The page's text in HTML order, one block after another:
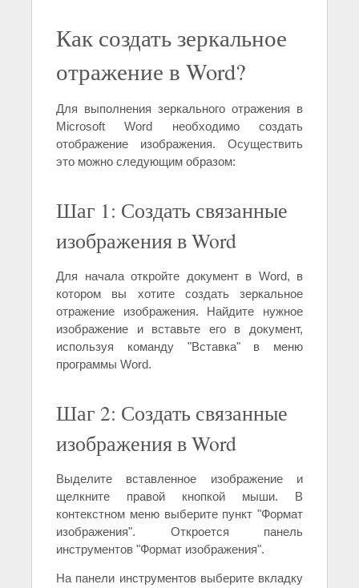
Как создать зеркальное
отражение в Word?
Для выполнения зеркального отражения в
Microsoft Word необходимо создать
отображение изображения. Осуществить
это можно следующим образом:
Шаг 1: Создать связанные
изображения в Word
Для начала откройте документ в Word, в
котором вы хотите создать зеркальное
отражение изображения. Найдите нужное
изображение и вставьте его в документ,
используя команду "Вставка" в меню
программы Word.
Шаг 2: Создать связанные
изображения в Word
Выделите вставленное изображение и
щелкните правой кнопкой мыши. В
контекстном меню выберите пункт "Формат
изображения". Откроется панель
инструментов "Формат изображения".
На панели инструментов выберите вкладку